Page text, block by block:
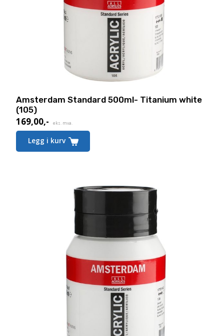
Amsterdam Standard 500ml- Titanium white
(105)
169,00,- eks. mva.
Legg i kurv